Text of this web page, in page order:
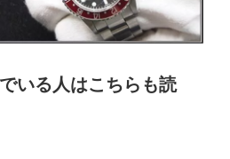
いる人はこちらも読